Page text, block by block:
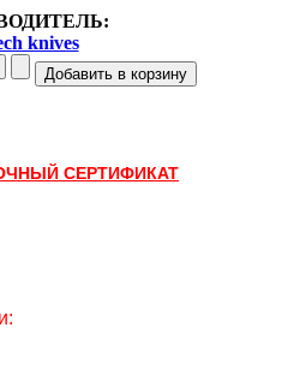
knives
СЕРТИФИКАТ